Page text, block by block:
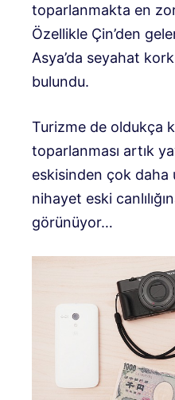
toparlanmakta en
Özellikle Çin’den
Asya’da seyahat
bulundu.
Turizme de oldukça
toparlanması artık
eskisinden çok daha
nihayet eski
görünüyor…